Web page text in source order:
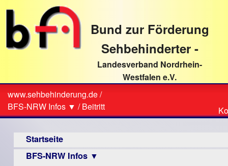
direkt
Textinhalt
Bund zur Förderung
Sehbehinderter -
Landesverband Nordrhein-
Westfalen e.V.
Sie
sind
hier
www.sehbehinderung.de/
BFS-NRW Infos ▼ /Beitritt
Startseite
BFS-NRW Infos ▼